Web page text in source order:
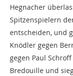
Hegnacher
Spitzenspielern
entscheiden, und
Knödler gegen
gegen Paul
Bredouille und